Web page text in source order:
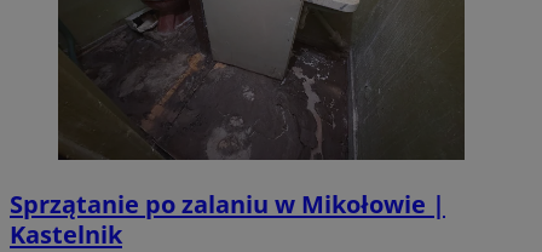
Sprzątanie po zalaniu w Mikołowie |
Kastelnik